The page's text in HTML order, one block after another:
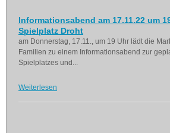
Informationsabend am 17.11.22 um
Spielplatz Droht
am Donnerstag, 17.11., um 19 Uhr lädt die
Familien zu einem Informationsabend zur
Spielplatzes und...
Weiterlesen